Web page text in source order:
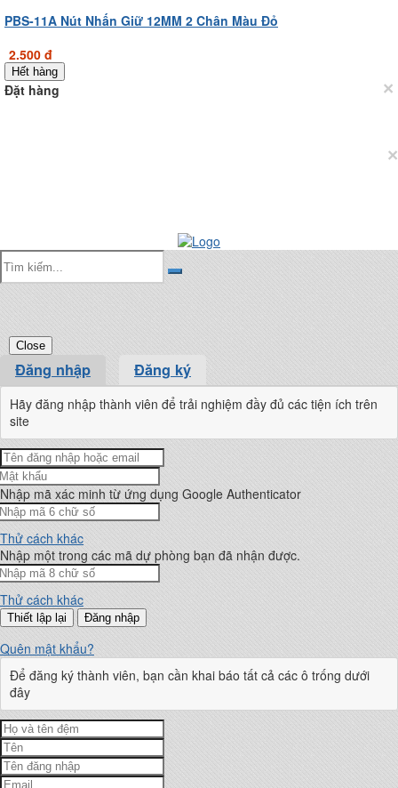
PBS-11A Nút Nhấn Giữ 12MM 2 Chân Màu Đỏ
2.500 đ
Hết hàng
×
Đặt hàng
×
Close
Đăng nhập Đăng ký
Hãy đăng nhập thành viên để trải nghiệm đầy đủ các tiện ích trên
site
Nhập mã xác minh từ ứng dụng Google Authenticator
Thử cách khác
Nhập một trong các mã dự phòng bạn đã nhận được.
Thử cách khác
Đăng nhập
Quên mật khẩu?
Để đăng ký thành viên, bạn cần khai báo tất cả các ô trống dưới
đây